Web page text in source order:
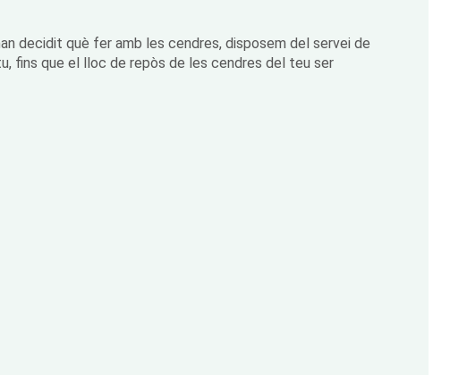
decidit què fer amb les cendres, disposem del servei de
fins que el lloc de repòs de les cendres del teu ser